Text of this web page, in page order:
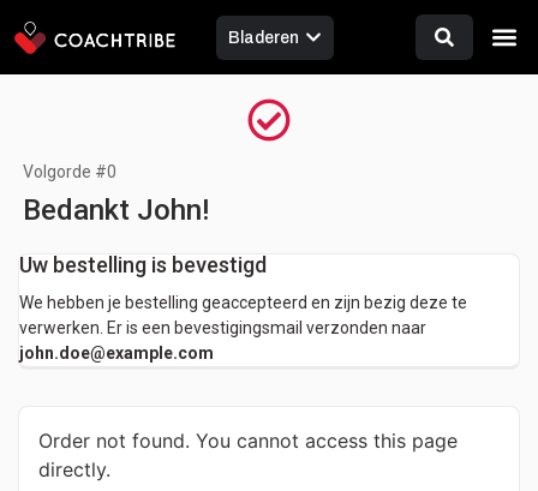
inhoud
Bladeren
Volgorde #0
Bedankt John!
Uw bestelling is bevestigd
We hebben je bestelling geaccepteerd en zijn bezig deze te
verwerken. Er is een bevestigingsmail verzonden naar
john.doe@example.com
Order not found. You cannot access this page
directly.